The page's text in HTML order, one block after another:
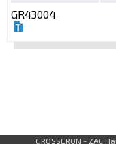
GR43004
GROSSERON - ZAC